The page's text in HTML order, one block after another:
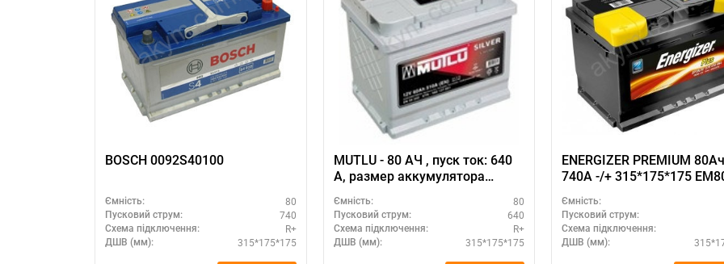
BOSCH 0092S40100
Ємність: 80
Пусковий струм: 740
Схема підключення: R+
ДШВ (мм): 315*175*175
MUTLU - 80 АЧ , пуск ток: 640
А, размер аккумулятора
Мутлу (Турция): 315 Х 175 Х
175 мм.
Ємність: 80
Пусковий струм: 640
Схема підключення: R+
ДШВ (мм): 315*175*175
ENERGIZER PREMIUM 80Ач
740A -/+
Ємність:
Пусковий струм:
Схема підключення:
ДШВ (мм):